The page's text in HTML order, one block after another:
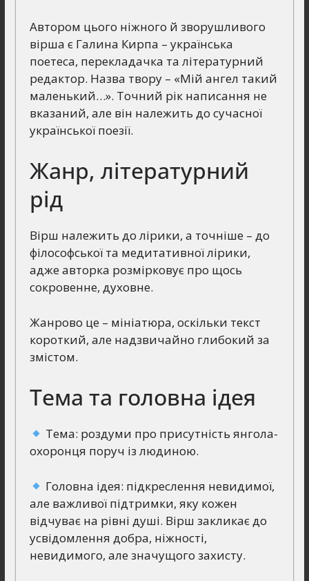
Автором цього ніжного й зворушливого
вірша є Галина Кирпа – українська
поетеса, перекладачка та літературний
редактор. Назва твору – «Мій ангел такий
маленький…». Точний рік написання не
вказаний, але він належить до сучасної
української поезії.
Жанр, літературний
рід
Вірш належить до лірики, а точніше – до
філософської та медитативної лірики,
адже авторка розмірковує про щось
сокровенне, духовне.
Жанрово це – мініатюра, оскільки текст
короткий, але надзвичайно глибокий за
змістом.
Тема та головна ідея
Тема: роздуми про присутність янгола-
охоронця поруч із людиною.
Головна ідея: підкреслення невидимої,
але важливої підтримки, яку кожен
відчуває на рівні душі. Вірш закликає до
усвідомлення добра, ніжності,
невидимого, але значущого захисту.